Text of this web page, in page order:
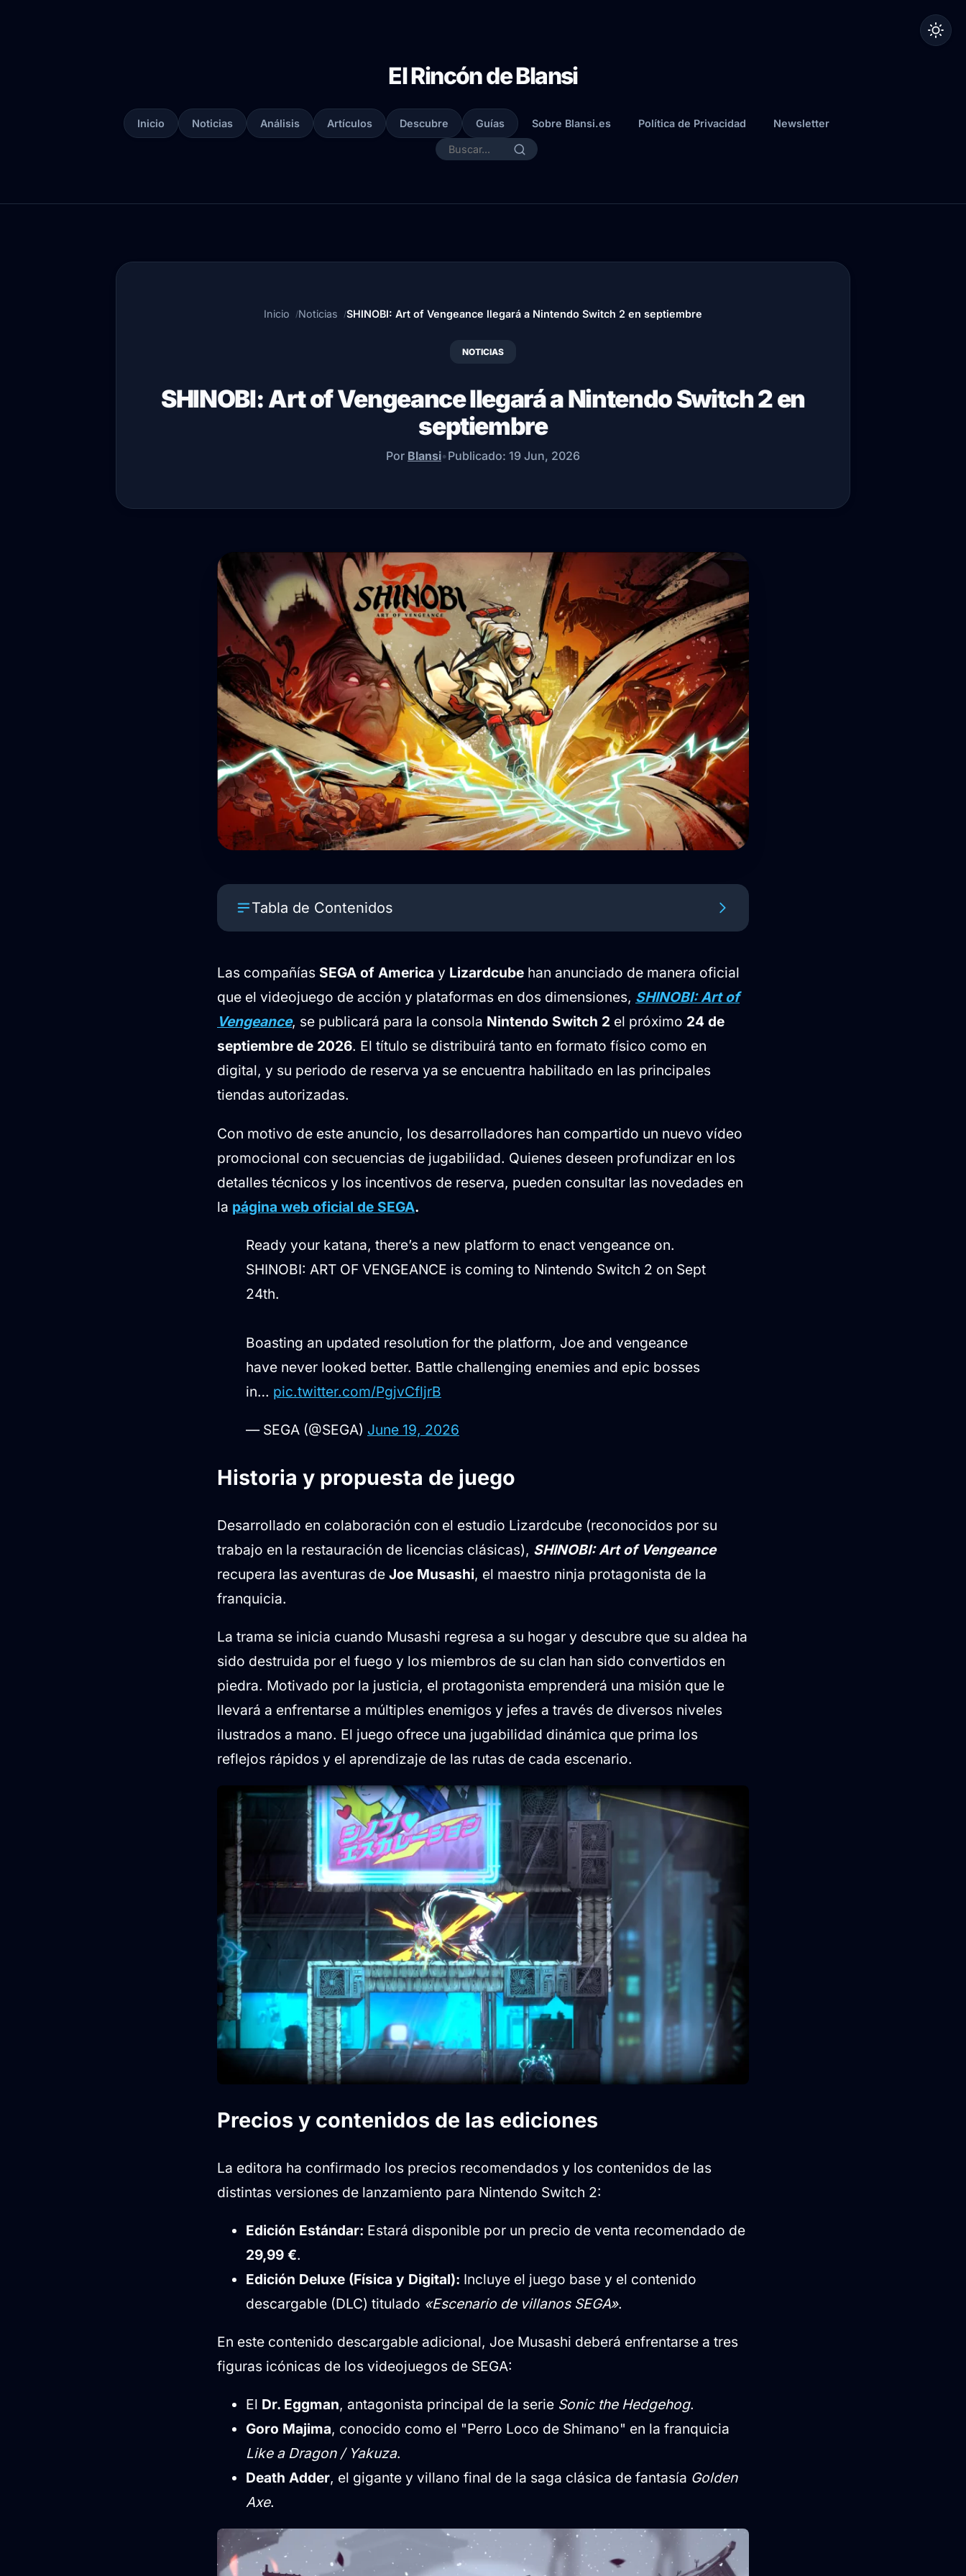
El Rincón de Blansi
Inicio Noticias Análisis Artículos Descubre Guías Sobre Blansi.es Política de Privacidad Newsletter
Inicio Noticias SHINOBI: Art of Vengeance llegará a Nintendo Switch 2 en septiembre
NOTICIAS
SHINOBI: Art of Vengeance llegará a Nintendo Switch 2 en
septiembre
Por Blansi•Publicado: 19 Jun, 2026
Tabla de Contenidos
Precios y contenidos de las ediciones
Disponibilidad en otros sistemas
Las compañías SEGA of America y Lizardcube han anunciado de manera oficial
que el videojuego de acción y plataformas en dos dimensiones, SHINOBI: Art of
Vengeance, se publicará para la consola Nintendo Switch 2 el próximo 24 de
septiembre de 2026. El título se distribuirá tanto en formato físico como en
digital, y su periodo de reserva ya se encuentra habilitado en las principales
tiendas autorizadas.
Con motivo de este anuncio, los desarrolladores han compartido un nuevo vídeo
promocional con secuencias de jugabilidad. Quienes deseen profundizar en los
detalles técnicos y los incentivos de reserva, pueden consultar las novedades en
la página web oficial de SEGA.
Ready your katana, there’s a new platform to enact vengeance on.
SHINOBI: ART OF VENGEANCE is coming to Nintendo Switch 2 on Sept
24th.
Boasting an updated resolution for the platform, Joe and vengeance
have never looked better. Battle challenging enemies and epic bosses
in… pic.twitter.com/PgjvCfljrB
— SEGA (@SEGA) June 19, 2026
Historia y propuesta de juego
Desarrollado en colaboración con el estudio Lizardcube (reconocidos por su
trabajo en la restauración de licencias clásicas), SHINOBI: Art of Vengeance
recupera las aventuras de Joe Musashi, el maestro ninja protagonista de la
franquicia.
La trama se inicia cuando Musashi regresa a su hogar y descubre que su aldea ha
sido destruida por el fuego y los miembros de su clan han sido convertidos en
piedra. Motivado por la justicia, el protagonista emprenderá una misión que le
llevará a enfrentarse a múltiples enemigos y jefes a través de diversos niveles
ilustrados a mano. El juego ofrece una jugabilidad dinámica que prima los
reflejos rápidos y el aprendizaje de las rutas de cada escenario.
Precios y contenidos de las ediciones
La editora ha confirmado los precios recomendados y los contenidos de las
distintas versiones de lanzamiento para Nintendo Switch 2:
Edición Estándar: Estará disponible por un precio de venta recomendado de
29,99 €.
Edición Deluxe (Física y Digital): Incluye el juego base y el contenido
descargable (DLC) titulado «Escenario de villanos SEGA».
En este contenido descargable adicional, Joe Musashi deberá enfrentarse a tres
figuras icónicas de los videojuegos de SEGA:
El Dr. Eggman, antagonista principal de la serie Sonic the Hedgehog.
Goro Majima, conocido como el "Perro Loco de Shimano" en la franquicia
Like a Dragon / Yakuza.
Death Adder, el gigante y villano final de la saga clásica de fantasía Golden
Axe.